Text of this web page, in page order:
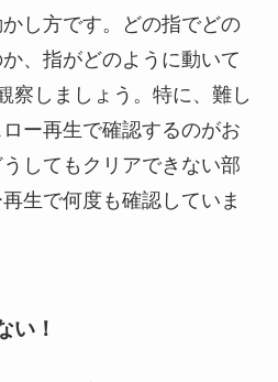
し方です。どの指でどの
、指がどのように動いて
察しましょう。特に、難し
ー再生で確認するのがお
してもクリアできない部
生で何度も確認していま
い！